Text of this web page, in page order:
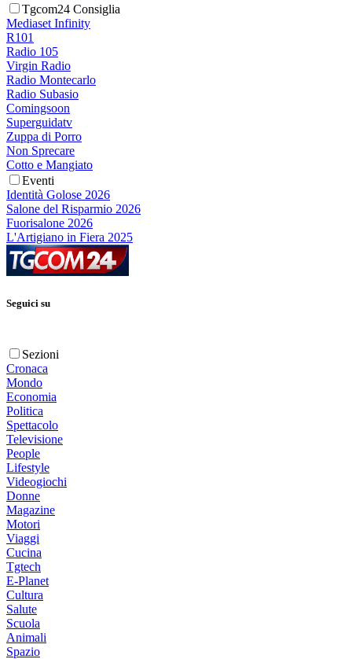
Tgcom24 Consiglia
Mediaset Infinity
R101
Radio 105
Virgin Radio
Radio Montecarlo
Radio Subasio
Comingsoon
Superguidatv
Zuppa di Porro
Non Sprecare
Cotto e Mangiato
Eventi
Identità Golose 2026
Salone del Risparmio 2026
Fuorisalone 2026
L'Artigiano in Fiera 2025
Seguici su
Sezioni
Cronaca
Mondo
Economia
Politica
Spettacolo
Televisione
People
Lifestyle
Videogiochi
Donne
Magazine
Motori
Viaggi
Cucina
Tgtech
E-Planet
Cultura
Salute
Scuola
Animali
Spazio